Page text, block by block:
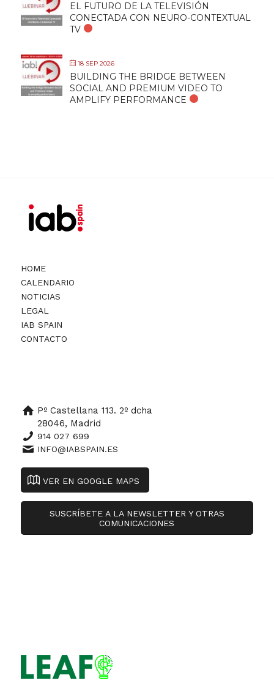
EL FUTURO DE LA TELEVISIÓN
CONECTADA CON NEURO-CONTEXTUAL
TV
18 SEP 2026
BUILDING THE BRIDGE BETWEEN
SOCIAL AND PREMIUM VIDEO TO
AMPLIFY PERFORMANCE
HOME
CALENDARIO
NOTICIAS
LEGAL
IAB SPAIN
CONTACTO
Pº Castellana 113. 2º dcha
28046, Madrid
914 027 699
INFO@IABSPAIN.ES
VER EN GOOGLE MAPS
SUSCRÍBETE A LA NEWSLETTER Y OTRAS
COMUNICACIONES